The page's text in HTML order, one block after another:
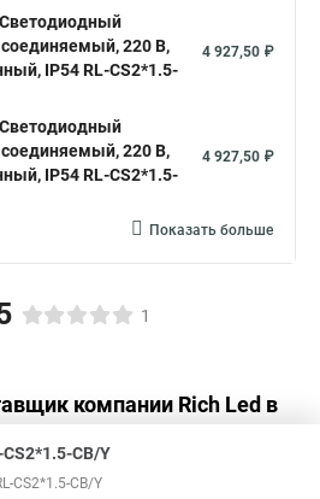
Светодиодный занавеса
купить
соединяемый, 220 В,
IP54 RL-CS2*1.5-
4 927,50 ₽
соединяемый, 220 В,
IP54 RL-CS2*1.5-
4 927,50 ₽
Показать больше
1
компании Rich Led в
CB/Y
CS2*1.5-CB/Y